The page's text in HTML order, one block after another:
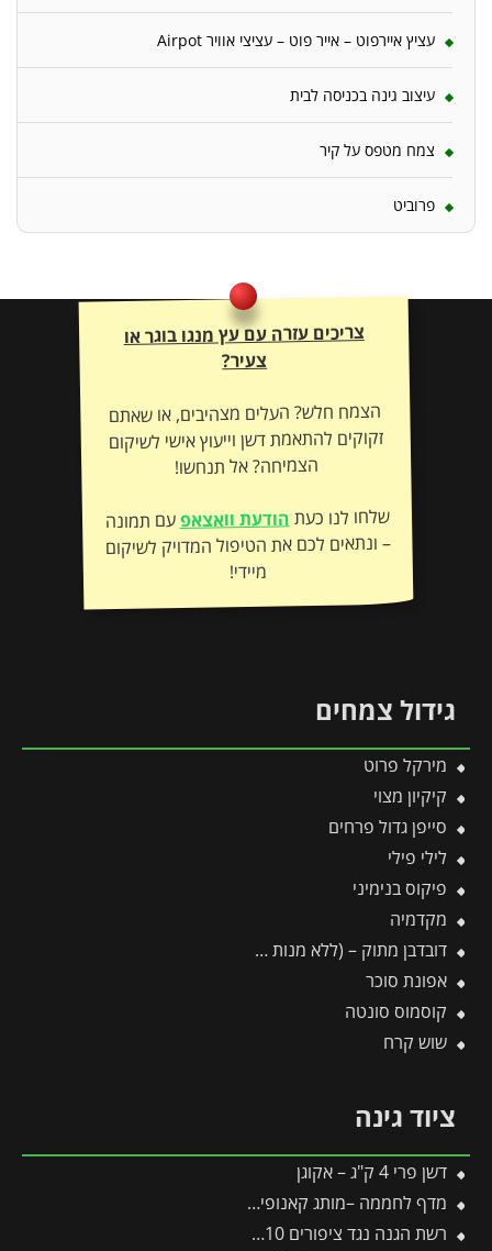
עציץ איירפוט – אייר פוט – עציצי אוויר Airpot
עיצוב גינה בכניסה לבית
צמח מטפס על קיר
פרוביט
צריכים עזרה עם עץ מנגו בוגר או
צעיר?
הצמח חלש? העלים מצהיבים, או שאתם
זקוקים להתאמת דשן וייעוץ אישי לשיקום
הצמיחה? אל תנחשו!
שלחו לנו כעתהודעת וואצאפעם תמונה
– ונתאים לכם את הטיפול המדויק לשיקום
מיידי!
גידול צמחים
מירקל פרוט
קיקיון מצוי
סייפן גדול פרחים
לילי פילי
פיקוס בנימיני
מקדמיה
דובדבן מתוק – (ללא מנות קור)
אפונת סוכר
קוסמוס סונטה
שוש קרח
ציוד גינה
דשן פרי 4 ק"ג – אקוגן
מדף לחממה –מותג קאנופיה 4 יח'
רשת הגנה נגד ציפורים 10*8 מטר